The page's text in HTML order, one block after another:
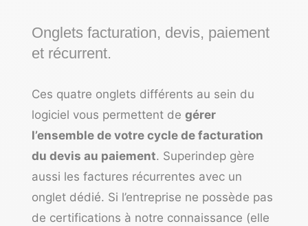
Onglets facturation, devis, paiement
et récurrent.
Ces quatre onglets différents au sein du
logiciel vous permettent de gérer
l’ensemble de votre cycle de facturation
du devis au paiement. Superindep gère
aussi les factures récurrentes avec un
onglet dédié. Si l’entreprise ne possède pas
de certifications à notre connaissance (elle